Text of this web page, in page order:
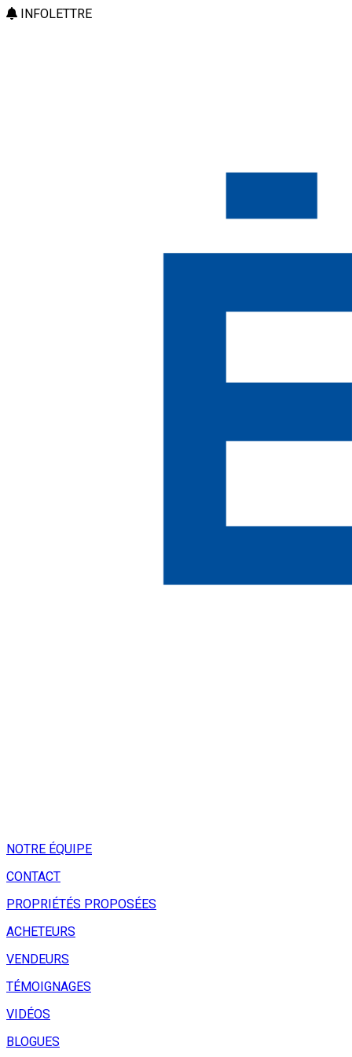
INFOLETTRE
NOTRE ÉQUIPE
CONTACT
PROPRIÉTÉS PROPOSÉES
ACHETEURS
VENDEURS
TÉMOIGNAGES
VIDÉOS
BLOGUES